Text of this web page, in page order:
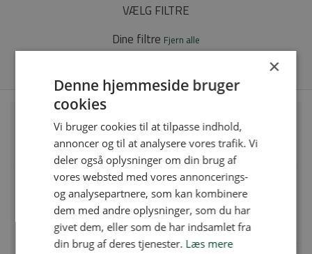
VÆLG FILTRE
Dine filtre Fjern alle
Alssundgymnasiet søger underviser i dansk
Alssundgymnasiet Sønderborg | Grundtvigs Alle 86, 6400 Sønderborg
Undervisere i Dansk & IT i gymnasiet i
Sydgrønland
Campus Kujalleq | Vestervej B 1266, 3920 Qaqortoq
×
Denne hjemmeside bruger
cookies
Vi bruger cookies til at tilpasse indhold,
annoncer og til at analysere vores trafik. Vi
deler også oplysninger om din brug af
vores websted med vores annoncerings-
og analysepartnere, som kan kombinere
dem med andre oplysninger, som du har
givet dem, eller som de har indsamlet fra
din brug af deres tjenester. Læs mere